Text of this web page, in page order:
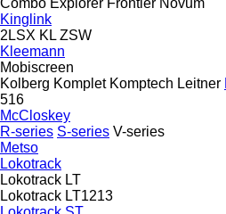
Kinglink
2LSX KL ZSW
Kleemann
Mobiscreen
Kolberg Komplet Komptech Leitner
516
McCloskey
R-series S-series V-series
Metso
Lokotrack
Lokotrack LT
Lokotrack LT1213